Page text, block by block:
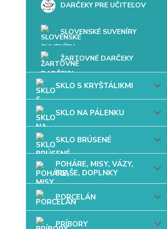
DARČEKY PRE UČITEĽOV
SLOVENSKÉ SUVENÍRY
ŽARTOVNÉ DARČEKY
SKLO S KRYŠTÁLIKMI
SKLO NA PÁLENKU
SKLO BRÚSENÉ
POHÁRE, MISY, VÁZY,
FĽAŠE, DOPLNKY
PORCELÁN
PRÍBORY